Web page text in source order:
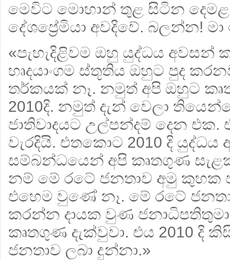
මෙවිට මොහාන් තුළ සිටින
දේශප්‍රේමියා අවදිවේ. බලන්න!
«පැහැදිළිවම ඔහු යුද්ධය අවසන්
හෘදයාංගම ස්තූතිය ඔහුට පුද
තර්කයක් නෑ. නමුත් අපි ඔහුට
2010දි. නමුත් දැන් වෙලා
ජාතිවාදයට උල්පන්දම් දෙන
වැරදියි. එතකොට 2010 දි
සම්බන්ධයෙන් අපි කෘතගුණ
නම් මේ රටේ ජනතාව අමු කුහක
එහෙම වුණේ නෑ. මේ රටේ
කරන්න දායක වුණ
කෘතගුණ දැක්වුවා. එය 2010 දි
ජනතාව ලබා දුන්නා.»